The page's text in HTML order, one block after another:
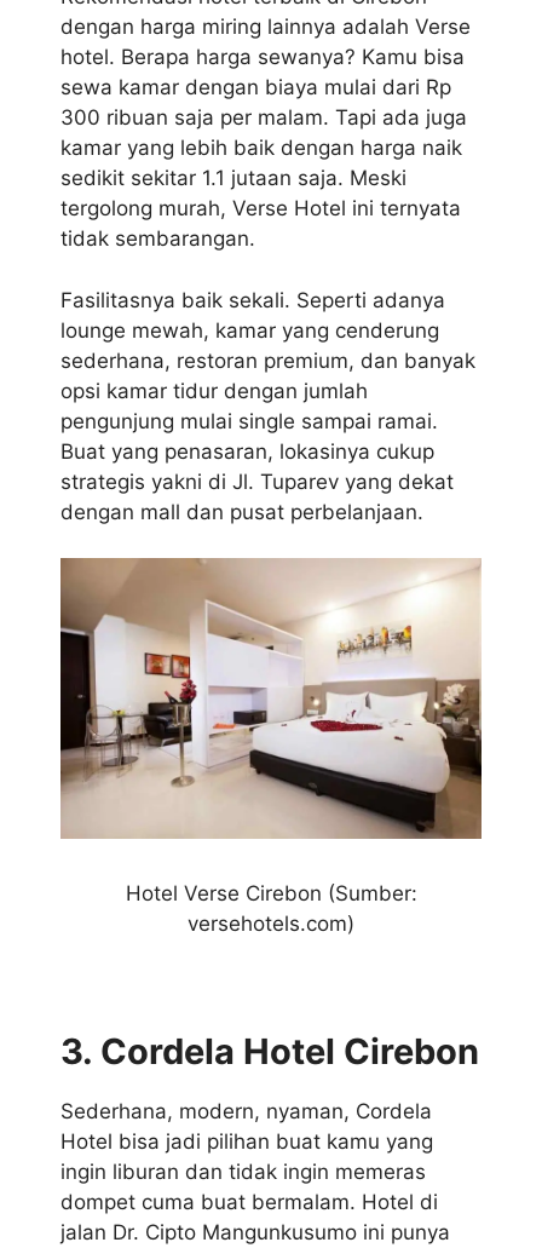
dengan harga miring lainnya adalah Verse
hotel. Berapa harga sewanya? Kamu bisa
sewa kamar dengan biaya mulai dari Rp
300 ribuan saja per malam. Tapi ada juga
kamar yang lebih baik dengan harga naik
sedikit sekitar 1.1 jutaan saja. Meski
tergolong murah, Verse Hotel ini ternyata
tidak sembarangan.
Fasilitasnya baik sekali. Seperti adanya
lounge mewah, kamar yang cenderung
sederhana, restoran premium, dan banyak
opsi kamar tidur dengan jumlah
pengunjung mulai single sampai ramai.
Buat yang penasaran, lokasinya cukup
strategis yakni di Jl. Tuparev yang dekat
dengan mall dan pusat perbelanjaan.
Hotel Verse Cirebon (Sumber:
versehotels.com)
3. Cordela Hotel Cirebon
Sederhana, modern, nyaman, Cordela
Hotel bisa jadi pilihan buat kamu yang
ingin liburan dan tidak ingin memeras
dompet cuma buat bermalam. Hotel di
jalan Dr. Cipto Mangunkusumo ini punya